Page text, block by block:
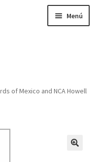
Menú
of Mexico and NCA Howell